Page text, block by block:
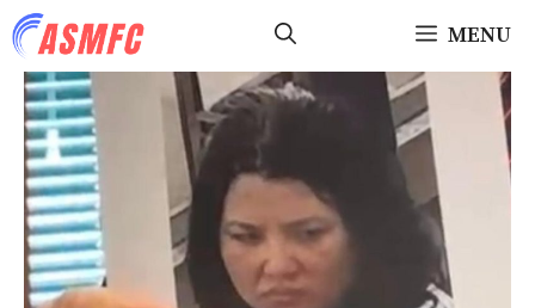
Aller
au
contenu
MENU